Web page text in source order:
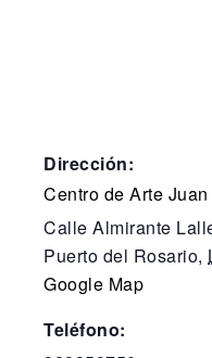
Dirección:
Centro de Arte
Calle Almirante
Puerto del Rosario,
Google Map
Teléfono: